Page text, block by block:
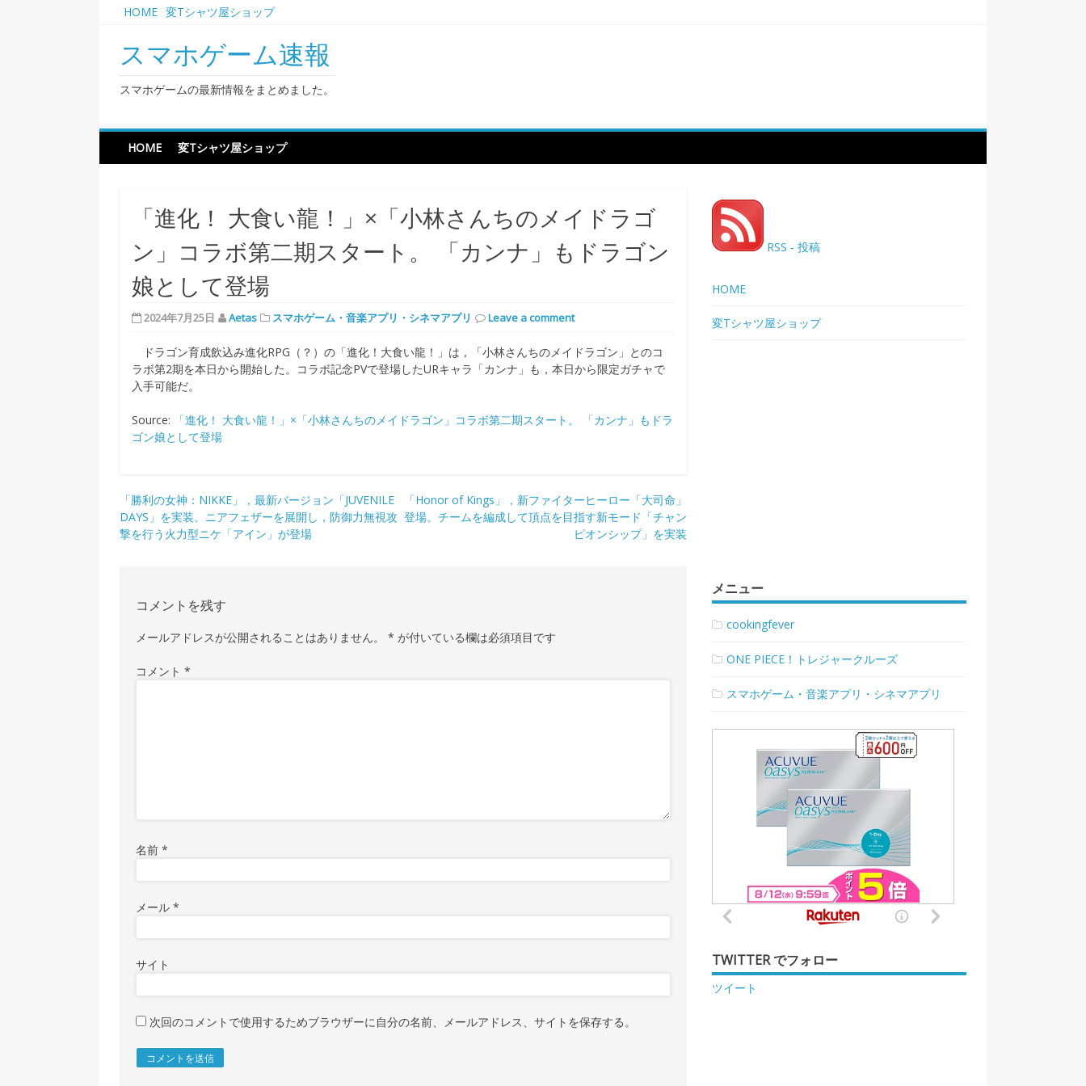
HOME 変Tシャツ屋ショップ
スマホゲーム速報
スマホゲームの最新情報をまとめました。
HOME 変Tシャツ屋ショップ
「進化！ 大食い龍！」×「小林さんちのメイドラゴ
ン」コラボ第二期スタート。 「カンナ」もドラゴン
娘として登場
2024年7月25日 Aetas スマホゲーム・音楽アプリ・シネマアプリ Leave a comment
ドラゴン育成飲込み進化RPG（？）の「進化！大食い龍！」は，「小林さんちのメイドラゴン」とのコ
ラボ第2期を本日から開始した。コラボ記念PVで登場したURキャラ「カンナ」も，本日から限定ガチャで
入手可能だ。
Source:
「進化！ 大食い龍！」×「小林さんちのメイドラゴン」コラボ第二期スタート。 「カンナ」もドラ
ゴン娘として登場
投
稿
「勝利の女神：NIKKE」，最新バージョン「JUVENILE
DAYS」を実装。ニアフェザーを展開し，防御力無視攻
撃を行う火力型ニケ「アイン」が登場
「Honor of Kings」，新ファイターヒーロー「大司命」
登場。チームを編成して頂点を目指す新モード「チャン
ピオンシップ」を実装
コメントを残す
メールアドレスが公開されることはありません。 * が付いている欄は必須項目です
コメント*
名前*
メール*
サイト
次回のコメントで使用するためブラウザーに自分の名前、メールアドレス、サイトを保存する。
RSS - 投稿
HOME
変Tシャツ屋ショップ
メニュー
cookingfever
ONE PIECE！トレジャークルーズ
スマホゲーム・音楽アプリ・シネマアプリ
TWITTER でフォロー
ツイート